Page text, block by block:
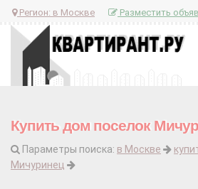
Регион: в Москве Разместить
Купить дом поселок
Параметры поиска: в Москве
Мичуринец